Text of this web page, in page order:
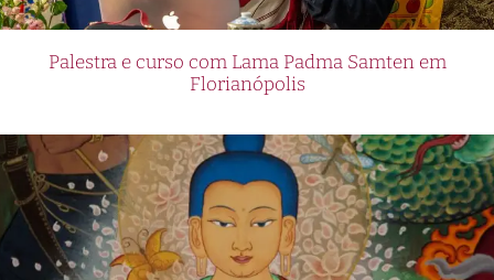
Palestra e curso com Lama Padma Samten em
Florianópolis